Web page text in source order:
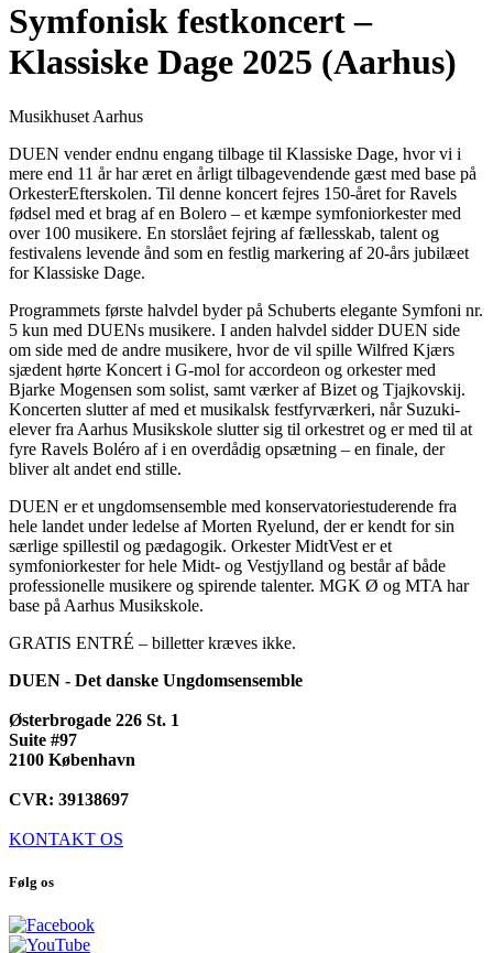
Symfonisk festkoncert –
Klassiske Dage 2025 (Aarhus)
Musikhuset Aarhus
DUEN vender endnu engang tilbage til Klassiske Dage, hvor vi i
mere end 11 år har æret en årligt tilbagevendende gæst med base på
OrkesterEfterskolen. Til denne koncert fejres 150-året for Ravels
fødsel med et brag af en Bolero – et kæmpe symfoniorkester med
over 100 musikere. En storslået fejring af fællesskab, talent og
festivalens levende ånd som en festlig markering af 20-års jubilæet
for Klassiske Dage.
Programmets første halvdel byder på Schuberts elegante Symfoni nr.
5 kun med DUENs musikere. I anden halvdel sidder DUEN side
om side med de andre musikere, hvor de vil spille Wilfred Kjærs
sjædent hørte Koncert i G-mol for accordeon og orkester med
Bjarke Mogensen som solist, samt værker af Bizet og Tjajkovskij.
Koncerten slutter af med et musikalsk festfyrværkeri, når Suzuki-
elever fra Aarhus Musikskole slutter sig til orkestret og er med til at
fyre Ravels Boléro af i en overdådig opsætning – en finale, der
bliver alt andet end stille.
DUEN er et ungdomsensemble med konservatoriestuderende fra
hele landet under ledelse af Morten Ryelund, der er kendt for sin
særlige spillestil og pædagogik. Orkester MidtVest er et
symfoniorkester for hele Midt- og Vestjylland og består af både
professionelle musikere og spirende talenter. MGK Ø og MTA har
base på Aarhus Musikskole.
GRATIS ENTRÉ – billetter kræves ikke.
DUEN - Det danske Ungdomsensemble
Østerbrogade 226 St. 1
Suite #97
2100 København
CVR: 39138697
KONTAKT OS
Følg os